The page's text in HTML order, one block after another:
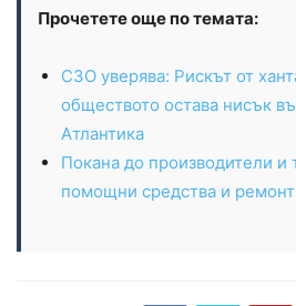
Прочетете още по темата:
СЗО уверява: Рискът от
обществото остава нисък
Атлантика
Покана до производители и
помощни средства и